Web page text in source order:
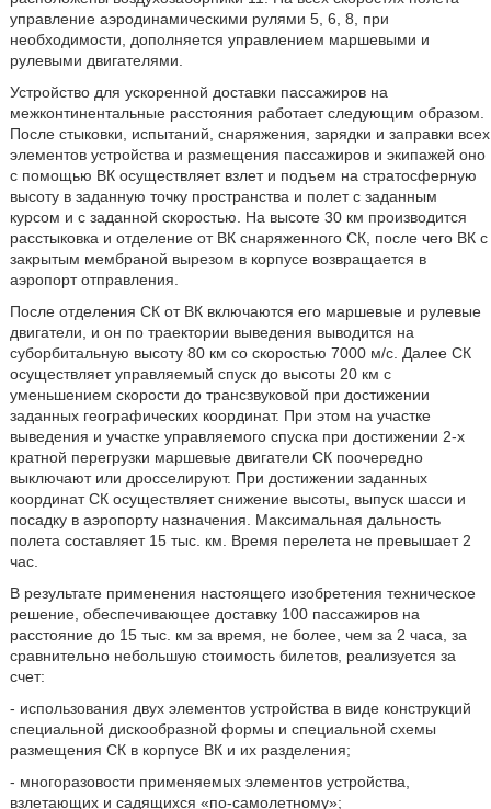
управление аэродинамическими рулями 5, 6, 8, при
необходимости, дополняется управлением маршевыми и
рулевыми двигателями.
Устройство для ускоренной доставки пассажиров на
межконтинентальные расстояния работает следующим образом.
После стыковки, испытаний, снаряжения, зарядки и заправки всех
элементов устройства и размещения пассажиров и экипажей оно
с помощью ВК осуществляет взлет и подъем на стратосферную
высоту в заданную точку пространства и полет с заданным
курсом и с заданной скоростью. На высоте 30 км производится
расстыковка и отделение от ВК снаряженного СК, после чего ВК с
закрытым мембраной вырезом в корпусе возвращается в
аэропорт отправления.
После отделения СК от ВК включаются его маршевые и рулевые
двигатели, и он по траектории выведения выводится на
суборбитальную высоту 80 км со скоростью 7000 м/с. Далее СК
осуществляет управляемый спуск до высоты 20 км с
уменьшением скорости до трансзвуковой при достижении
заданных географических координат. При этом на участке
выведения и участке управляемого спуска при достижении 2-х
кратной перегрузки маршевые двигатели СК поочередно
выключают или дросселируют. При достижении заданных
координат СК осуществляет снижение высоты, выпуск шасси и
посадку в аэропорту назначения. Максимальная дальность
полета составляет 15 тыс. км. Время перелета не превышает 2
час.
В результате применения настоящего изобретения техническое
решение, обеспечивающее доставку 100 пассажиров на
расстояние до 15 тыс. км за время, не более, чем за 2 часа, за
сравнительно небольшую стоимость билетов, реализуется за
счет:
- использования двух элементов устройства в виде конструкций
специальной дискообразной формы и специальной схемы
размещения СК в корпусе ВК и их разделения;
- многоразовости применяемых элементов устройства,
взлетающих и садящихся «по-самолетному»;